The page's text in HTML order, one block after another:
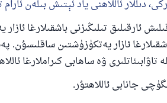
دىللار ئاللاھنى ياد ئېتىش بىلەن ئارام
ئارقىلىق تىلىڭىزنى باشقىلارغا
ئازار يەتكۈزۈشتىن ساقلىسۇن.
تاۋابىئاتلىرى ۋە ساھابى كىراملارغا
جانابى ئاللاھتۇر.